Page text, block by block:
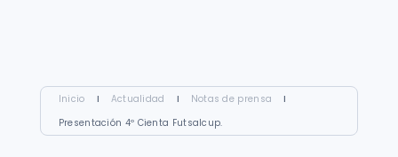
Inicio I Actualidad I Notas de prensa
I
Presentación 4º Cienta Futsalcup.